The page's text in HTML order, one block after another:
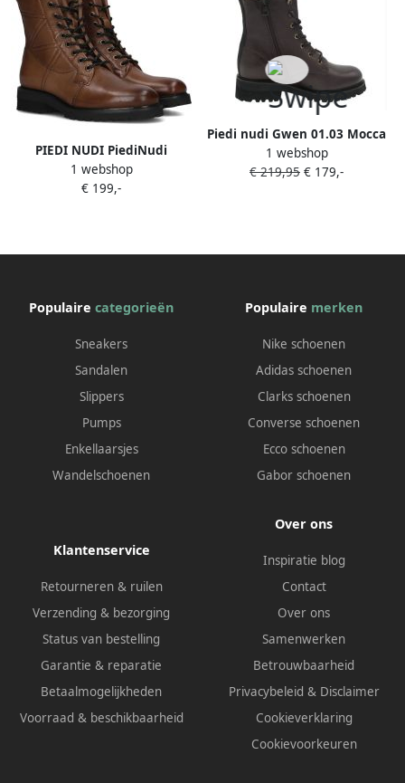
PIEDI NUDI PiediNudi
Veterboots Dames 634232
Maat: 37 Materiaal: Leer
1 webshop
€ 199,-
Piedi nudi Gwen 01.03 Mocca
Brown G-Wijdte
1 webshop
€ 219,95 € 179,-
Populaire categorieën
Sneakers
Sandalen
Slippers
Pumps
Enkellaarsjes
Wandelschoenen
Populaire merken
Nike schoenen
Adidas schoenen
Clarks schoenen
Converse schoenen
Ecco schoenen
Gabor schoenen
Klantenservice
Retourneren & ruilen
Verzending & bezorging
Status van bestelling
Garantie & reparatie
Betaalmogelijkheden
Voorraad & beschikbaarheid
Over ons
Inspiratie blog
Contact
Over ons
Samenwerken
Betrouwbaarheid
Privacybeleid & Disclaimer
Cookieverklaring
Cookievoorkeuren